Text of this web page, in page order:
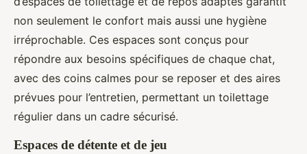
non seulement le confort mais aussi une hygiène
irréprochable. Ces espaces sont conçus pour
répondre aux besoins spécifiques de chaque chat,
avec des coins calmes pour se reposer et des aires
prévues pour l’entretien, permettant un toilettage
régulier dans un cadre sécurisé.
Espaces de détente et de jeu